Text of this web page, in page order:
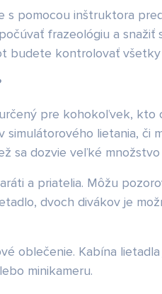
s pomocou inštruktora
frazeológiu a
budete kontrolovať
pre kohokoľvek, kto
lietania, či
sa dozvie veľké
a priatelia. Môžu
dvoch divákov je
oblečenie. Kabína
minikameru.